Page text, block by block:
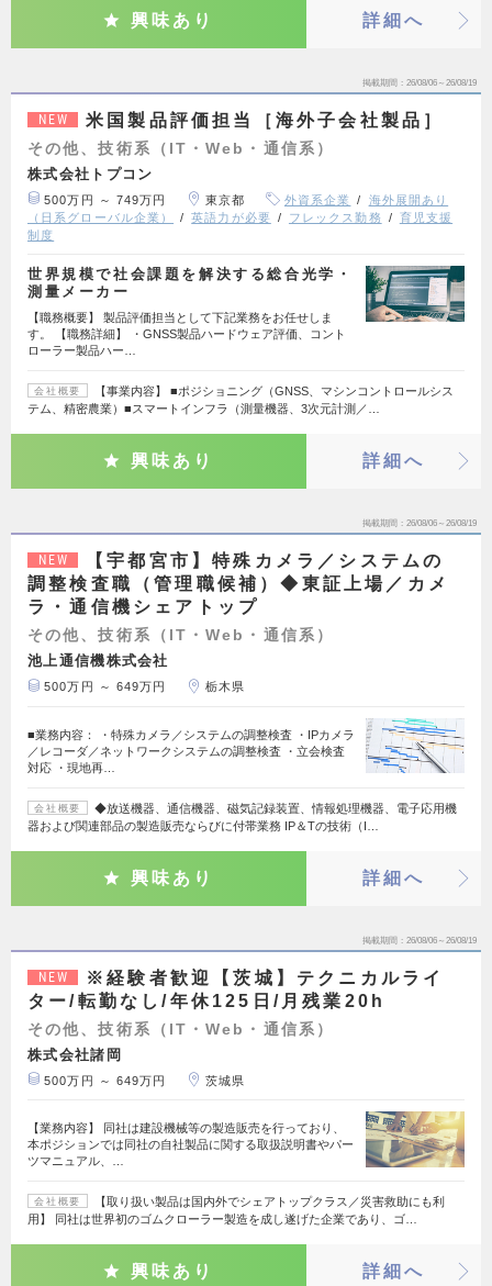
興味あり 詳細へ
掲載期間 26/08/06～26/08/19
NEW 米国製品評価担当［海外子会社製品］
その他、技術系（IT・Web・通信系）
株式会社トプコン
500万円 ～ 749万円 東京都 外資系企業
海外展開あり
（日系グローバル企業）
英語力が必要 フレックス勤務
育児支援
制度
世界規模で社会課題を解決する総合光学・
測量メーカー
【職務概要】 製品評価担当として下記業務をお任せしま
す。 【職務詳細】 ・GNSS製品ハードウェア評価、コント
ローラー製品ハー…
会社概要
【事業内容】 ■ポジショニング（GNSS、マシンコントロールシス
テム、精密農業）■スマートインフラ（測量機器、3次元計測／…
興味あり 詳細へ
掲載期間 26/08/06～26/08/19
NEW
【宇都宮市】特殊カメラ／システムの
調整検査職（管理職候補）◆東証上場／カメ
ラ・通信機シェアトップ
その他、技術系（IT・Web・通信系）
池上通信機株式会社
500万円 ～ 649万円 栃木県
■業務内容： ・特殊カメラ／システムの調整検査 ・IPカメラ
／レコーダ／ネットワークシステムの調整検査 ・立会検査
対応 ・現地再…
会社概要
◆放送機器、通信機器、磁気記録装置、情報処理機器、電子応用機
器および関連部品の製造販売ならびに付帯業務 IP＆Tの技術（I…
興味あり 詳細へ
掲載期間 26/08/06～26/08/19
NEW
※経験者歓迎【茨城】テクニカルライ
ター/転勤なし/年休125日/月残業20h
その他、技術系（IT・Web・通信系）
株式会社諸岡
500万円 ～ 649万円 茨城県
【業務内容】 同社は建設機械等の製造販売を行っており、
本ポジションでは同社の自社製品に関する取扱説明書やパー
ツマニュアル、…
会社概要
【取り扱い製品は国内外でシェアトップクラス／災害救助にも利
用】 同社は世界初のゴムクローラー製造を成し遂げた企業であり、ゴ…
興味あり 詳細へ